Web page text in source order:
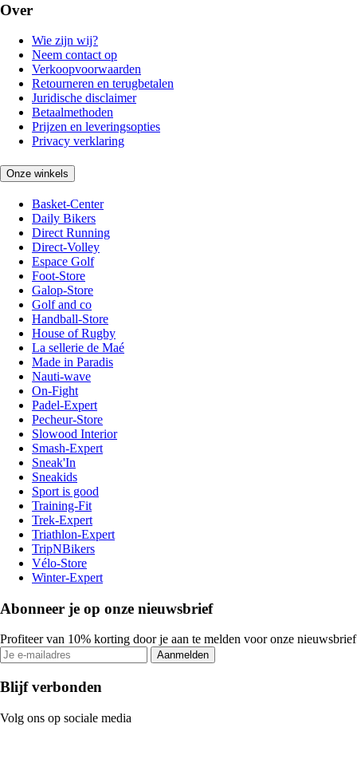
Over
Wie zijn wij?
Neem contact op
Verkoopvoorwaarden
Retourneren en terugbetalen
Juridische disclaimer
Betaalmethoden
Prijzen en leveringsopties
Privacy verklaring
Onze winkels
Basket-Center
Daily Bikers
Direct Running
Direct-Volley
Espace Golf
Foot-Store
Galop-Store
Golf and co
Handball-Store
House of Rugby
La sellerie de Maé
Made in Paradis
Nauti-wave
On-Fight
Padel-Expert
Pecheur-Store
Slowood Interior
Smash-Expert
Sneak'In
Sneakids
Sport is good
Training-Fit
Trek-Expert
Triathlon-Expert
TripNBikers
Vélo-Store
Winter-Expert
Abonneer je op onze nieuwsbrief
Profiteer van 10% korting door je aan te melden voor onze nieuwsbrief
Aanmelden
Blijf verbonden
Volg ons op sociale media